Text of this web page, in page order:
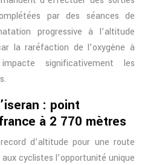
par des séances de
progressive à l’altitude
la raréfaction de l’oxygène à
significativement les
: point
à 2 770 mètres
d’altitude pour une route
cyclistes l’opportunité unique